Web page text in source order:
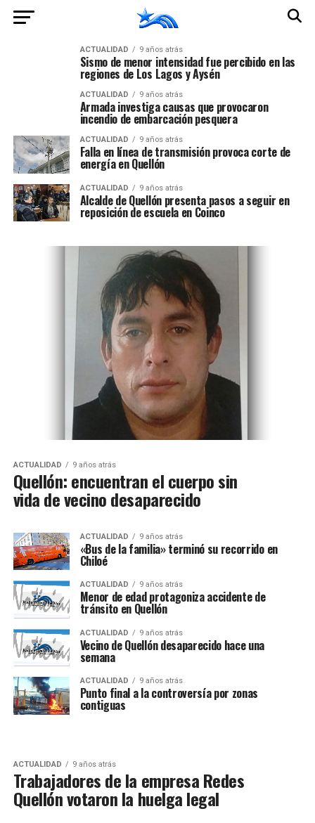
ACTUALIDAD 9 años atrás
Sismo de menor intensidad fue percibido en las
regiones de Los Lagos y Aysén
ACTUALIDAD 9 años atrás
Armada investiga causas que provocaron
incendio de embarcación pesquera
ACTUALIDAD 9 años atrás
Falla en línea de transmisión provoca corte de
energía en Quellón
ACTUALIDAD 9 años atrás
Alcalde de Quellón presenta pasos a seguir en
reposición de escuela en Coinco
ACTUALIDAD 9 años atrás
Quellón: encuentran el cuerpo sin
vida de vecino desaparecido
ACTUALIDAD 9 años atrás
«Bus de la familia» terminó su recorrido en
Chiloé
ACTUALIDAD 9 años atrás
Menor de edad protagoniza accidente de
tránsito en Quellón
ACTUALIDAD 9 años atrás
Vecino de Quellón desaparecido hace una
semana
ACTUALIDAD 9 años atrás
Punto final a la controversía por zonas
contiguas
ACTUALIDAD 9 años atrás
Trabajadores de la empresa Redes
Quellón votaron la huelga legal